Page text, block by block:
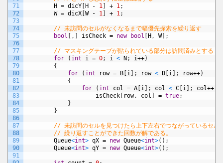
71
72
73
74
75
76
77
78
79
80
81
82
83
84
85
86
87
88
89
90
91
H = dicY [H - 1 ] + 1 ;
W = dicX [W - 1 ] + 1 ;
// 未訪問のセルがなくなるまで幅優先探索を繰り返す
bool [ , ] isCheck = new bool [H , W] ;
// マスキングテープが貼られている部分は訪問済みとする
for
( int i = 0; i < N; i++)
{
for
( int row = B [i ] ; row < D [i ] ; row++)
{
for
( int col = A [i ] ; col < C [i ] ; col++
isCheck [ row, col ] = true;
}
}
// 未訪問のセルを見つけたら上下左右でつながっているセル
// 繰り返すことができた回数が解である。
Queue<int> qX = new Queue<int>( ) ;
Queue<int> qY = new Queue<int>( ) ;